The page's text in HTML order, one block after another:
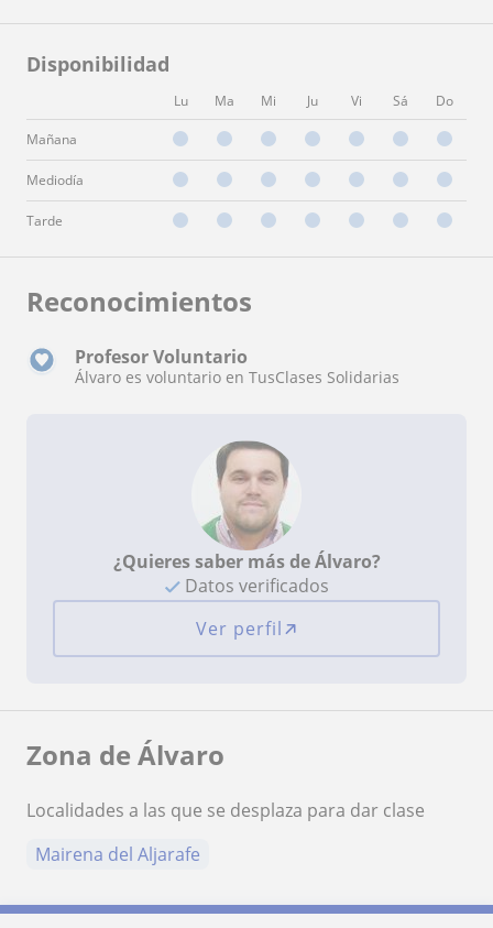
Disponibilidad
Lu Ma Mi Ju Vi Sá Do
Mañana
Mediodía
Tarde
Reconocimientos
Profesor Voluntario
Álvaro es voluntario en TusClases Solidarias
¿Quieres saber más de Álvaro?
Datos verificados
Ver perfil
Zona de Álvaro
Localidades a las que se desplaza para dar clase
Mairena del Aljarafe